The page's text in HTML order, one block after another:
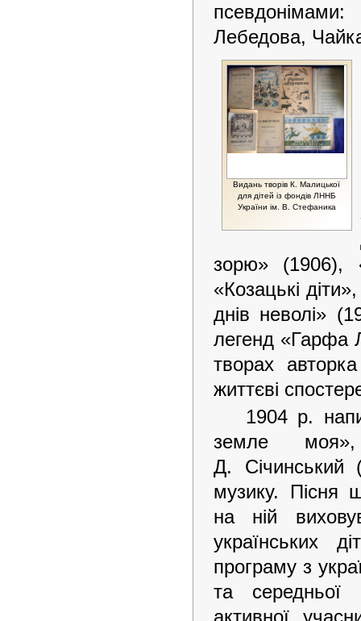
Лебедова,
Видань творів К. Малицької
для дітей із фондів ЛННБ
України ім. В. Стефаника
зорю» (1906),
«Козацькі
днів неволі»
легенд «Гарфа
творах
життєві
1904 р.
земле моя»,
Д. Січинський
музику. Пісня
на ній
українських
програму з
та середньої
активної